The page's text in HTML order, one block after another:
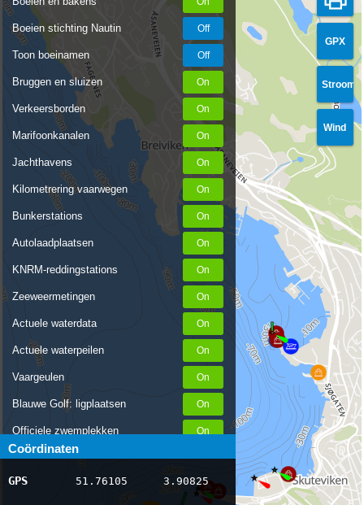
Boeien stichting Nautin
Toon boeinamen
Bruggen en sluizen
Verkeersborden
Marifoonkanalen
Jachthavens
Kilometrering vaarwegen
Bunkerstations
Autolaadplaatsen
KNRM-reddingstations
Zeeweermetingen
Actuele waterdata
Actuele waterpeilen
Vaargeulen
Blauwe Golf: ligplaatsen
Officiele zwemplekken
Stremmingen/hinder
AIS scheepsposities
Coördinaten
GPS 51.76105 3.90825
GPX
Stroom
Wind